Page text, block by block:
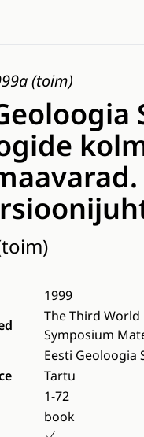
(toim)
1999
The Third
Symposium
Eesti Geoloogia
Tartu
1-72
book